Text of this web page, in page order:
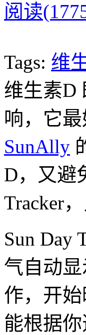
阅读
Tags: 维
维生素D
响，它
SunAlly
D，又避
Tracker
Sun Day
气自动
作，开
能根据